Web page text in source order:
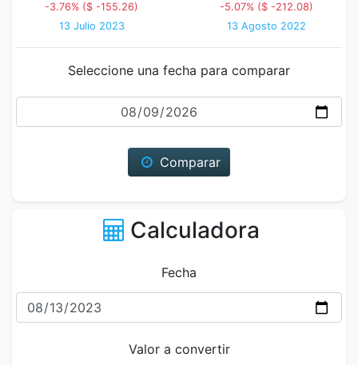
-3.76% ($ -155.26)
13 Julio 2023
-5.07% ($ -212.08)
13 Agosto 2022
Seleccione una fecha para comparar
Fecha
Comparar
Calculadora
Fecha
Valor a convertir